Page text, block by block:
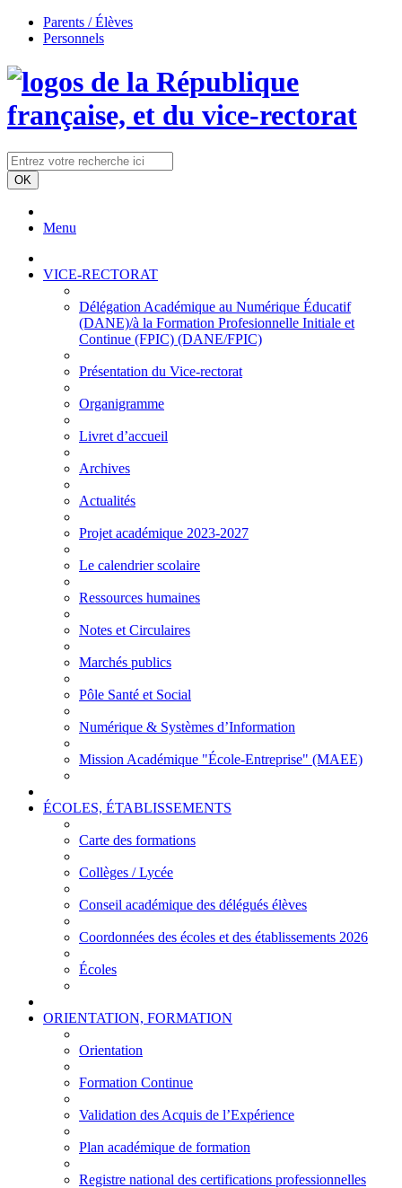
Parents / Élèves
Personnels
Menu
VICE-RECTORAT
Délégation Académique au Numérique Éducatif
(DANE)/à la Formation Profesionnelle Initiale et
Continue (FPIC) (DANE/FPIC)
Présentation du Vice-rectorat
Organigramme
Livret d’accueil
Archives
Actualités
Projet académique 2023-2027
Le calendrier scolaire
Ressources humaines
Notes et Circulaires
Marchés publics
Pôle Santé et Social
Numérique & Systèmes d’Information
Mission Académique "École-Entreprise" (MAEE)
ÉCOLES, ÉTABLISSEMENTS
Carte des formations
Collèges / Lycée
Conseil académique des délégués élèves
Coordonnées des écoles et des établissements 2026
Écoles
ORIENTATION, FORMATION
Orientation
Formation Continue
Validation des Acquis de l’Expérience
Plan académique de formation
Registre national des certifications professionnelles